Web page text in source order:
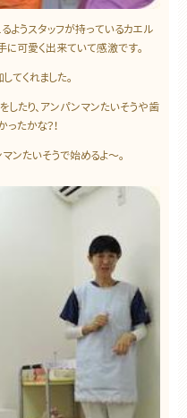
ようスタッフが持っているカエル
に可愛く出来ていて感激です。
てくれました。
たり、アンパンマンたいそうや歯
たかな？！
ンたいそうで始めるよ～。